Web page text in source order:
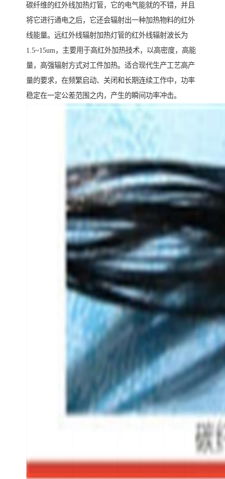
碳纤维的红外线加热灯管，它的电气能就的不错，并且
将它进行通电之后，它还会辐射出一种加热物料的红外
线能量。远红外线辐射加热灯管的红外线辐射波长为
1.5~15um，主要用于高红外加热技术，以高密度，高能
量，高强辐射方式对工件加热。适合现代生产工艺高产
量的要求，在频繁启动、关闭和长期连续工作中，功率
稳定在一定公差范围之内，产生的瞬间功率冲击。